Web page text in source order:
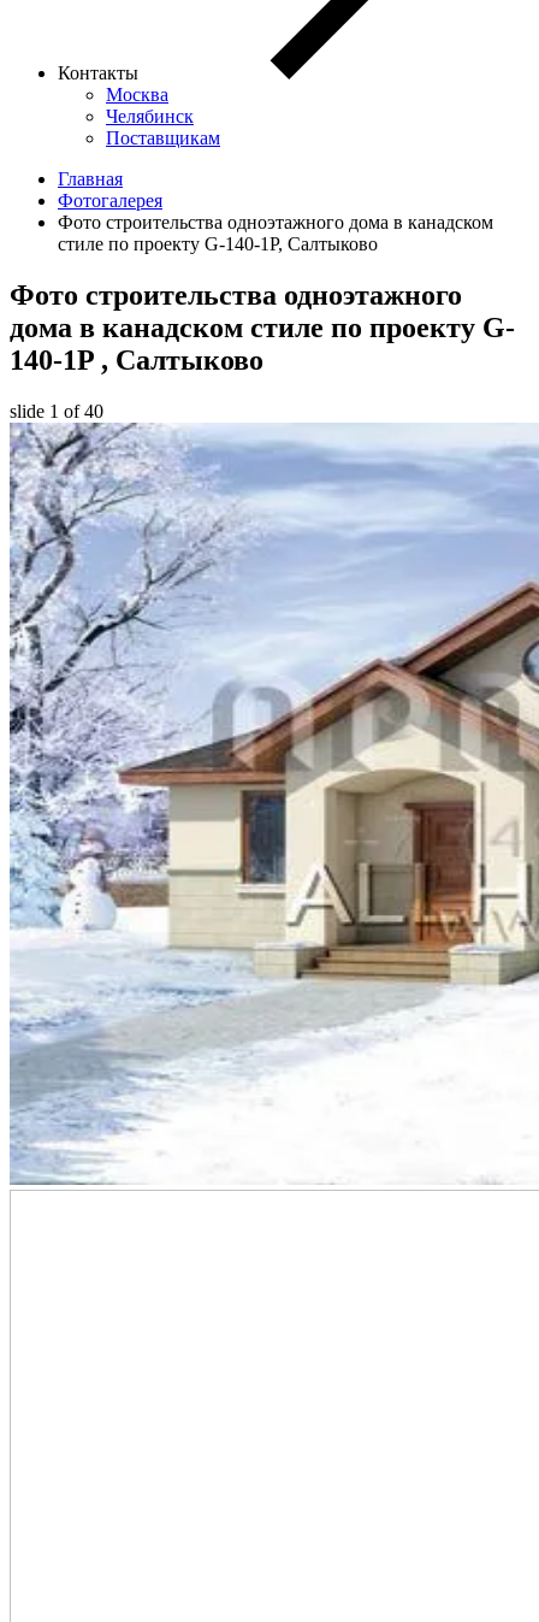
Контакты
Москва
Челябинск
Поставщикам
Главная
Фотогалерея
Фото строительства одноэтажного дома в канадском
стиле по проекту G-140-1P, Салтыково
Фото строительства одноэтажного
дома в канадском стиле по проекту G-
140-1P , Салтыково
slide 1 of 40